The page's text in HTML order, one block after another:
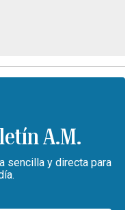
A.M.
sencilla y directa para